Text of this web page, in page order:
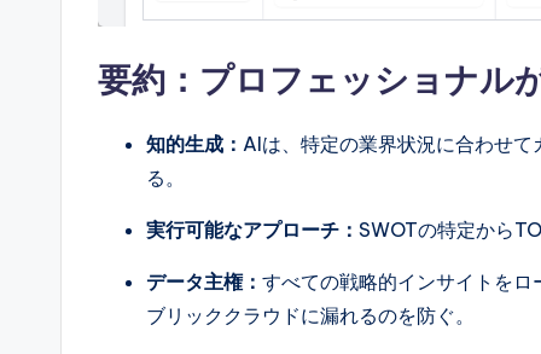
要約：プロフェッショナル
知的生成： AIは、特定の業界状況に合わせ
る。
実行可能なアプローチ： SWOTの特定から
データ主権： すべての戦略的インサイトを
ブリッククラウドに漏れるのを防ぐ。